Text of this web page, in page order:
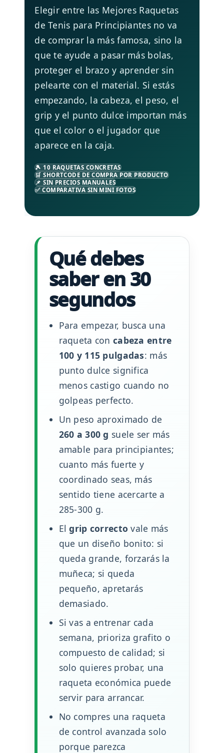
Elegir entre las Mejores Raquetas
de Tenis para Principiantes no va
de comprar la más famosa, sino la
que te ayude a pasar más bolas,
proteger el brazo y aprender sin
pelearte con el material. Si estás
empezando, la cabeza, el peso, el
grip y el punto dulce importan más
que el color o el jugador que
aparece en la caja.
🎾 10 RAQUETAS CONCRETAS
🛒 SHORTCODE DE COMPRA POR PRODUCTO
📌 SIN PRECIOS MANUALES
✅ COMPARATIVA SIN MINI FOTOS
Qué debes
saber en 30
segundos
Para empezar, busca una
raqueta concabeza entre
100 y 115 pulgadas: más
punto dulce significa
menos castigo cuando no
golpeas perfecto.
Un peso aproximado de
260 a 300 g suele ser más
amable para principiantes;
cuanto más fuerte y
coordinado seas, más
sentido tiene acercarte a
285-300 g.
Elgrip correcto vale más
que un diseño bonito: si
queda grande, forzarás la
muñeca; si queda
pequeño, apretarás
demasiado.
Si vas a entrenar cada
semana, prioriza grafito o
compuesto de calidad; si
solo quieres probar, una
raqueta económica puede
servir para arrancar.
No compres una raqueta
de control avanzada solo
porque parezca